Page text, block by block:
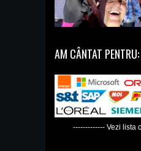
AM CÂNTAT PENTRU:
------------- Vezi lista